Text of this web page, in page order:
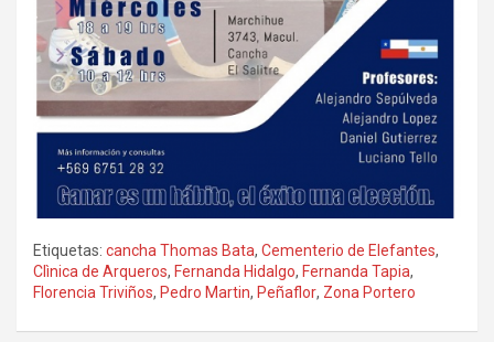
Etiquetas: cancha Thomas Bata, Cementerio de Elefantes,
Clìnica de Arqueros, Fernanda Hidalgo, Fernanda Tapia,
Florencia Triviños, Pedro Martin, Peñaflor, Zona Portero